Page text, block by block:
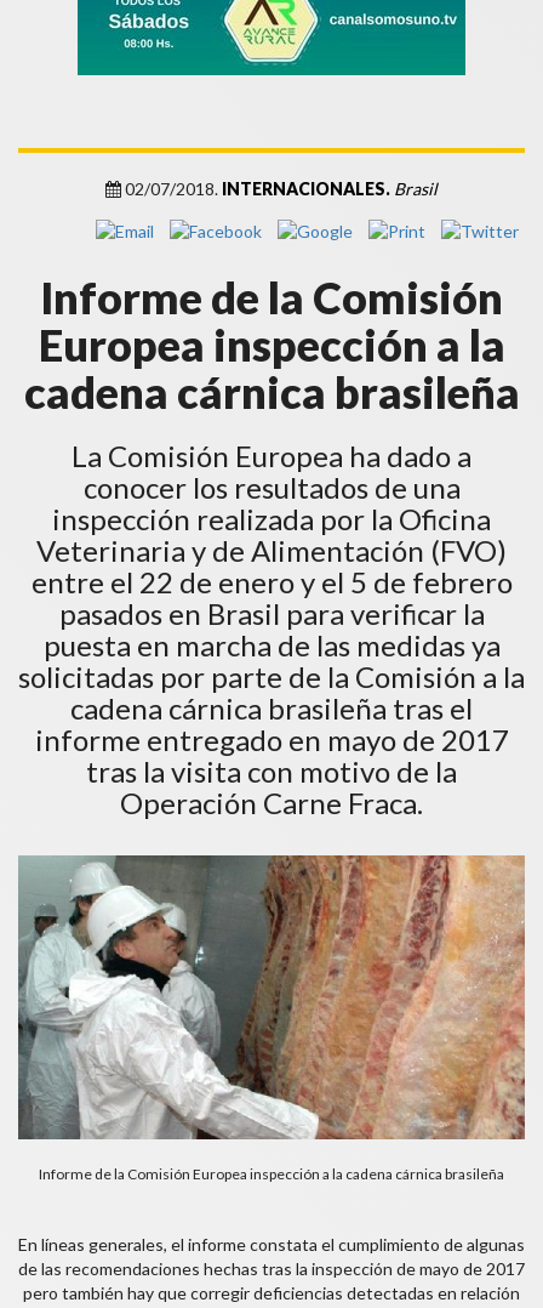
02/07/2018. INTERNACIONALES. Brasil
Informe de la Comisión
Europea inspección a la
cadena cárnica brasileña
La Comisión Europea ha dado a
conocer los resultados de una
inspección realizada por la Oficina
Veterinaria y de Alimentación (FVO)
entre el 22 de enero y el 5 de febrero
pasados en Brasil para verificar la
puesta en marcha de las medidas ya
solicitadas por parte de la Comisión a la
cadena cárnica brasileña tras el
informe entregado en mayo de 2017
tras la visita con motivo de la
Operación Carne Fraca.
Informe de la Comisión Europea inspección a la cadena cárnica brasileña
En líneas generales, el informe constata el cumplimiento de algunas
de las recomendaciones hechas tras la inspección de mayo de 2017
pero también hay que corregir deficiencias detectadas en relación